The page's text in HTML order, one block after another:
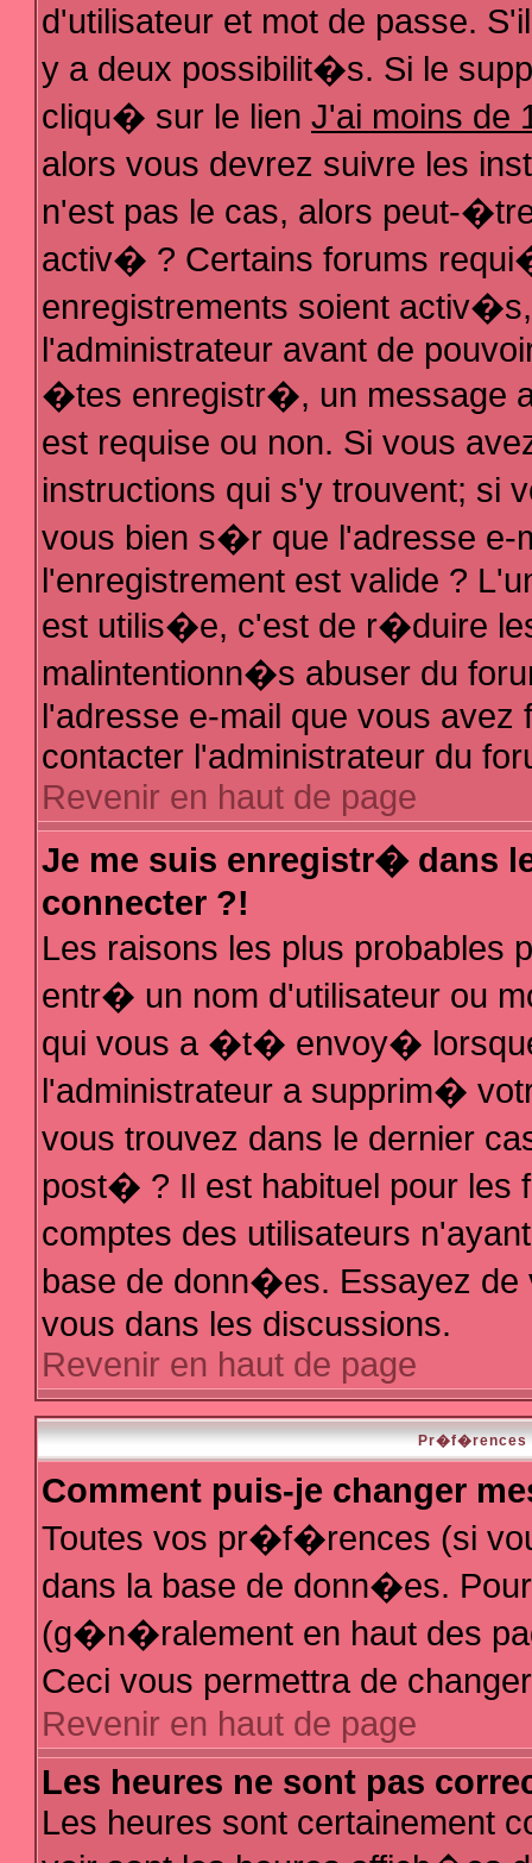
d'utilisateur et mot de passe.
y a deux possibilit�s. Si le
cliqu� sur le lien J'ai moins de
alors vous devrez suivre les
n'est pas le cas, alors peut-
activ� ? Certains forums
enregistrements soient
l'administrateur avant de
�tes enregistr�, un message
est requise ou non. Si vous
instructions qui s'y trouvent;
vous bien s�r que l'adresse e-
l'enregistrement est valide ?
est utilis�e, c'est de r�duire
malintentionn�s abuser du
l'adresse e-mail que vous
contacter l'administrateur du
Revenir en haut de page
Je me suis enregistr� dans
connecter ?!
Les raisons les plus probables
entr� un nom d'utilisateur ou
qui vous a �t� envoy�
l'administrateur a supprim�
vous trouvez dans le dernier
post� ? Il est habituel pour les
comptes des utilisateurs
base de donn�es. Essayez de
vous dans les discussions.
Revenir en haut de page
Pr�f�rences
Comment puis-je changer
Toutes vos pr�f�rences (si
dans la base de donn�es.
(g�n�ralement en haut des
Ceci vous permettra de
Revenir en haut de page
Les heures ne sont pas
Les heures sont certainement